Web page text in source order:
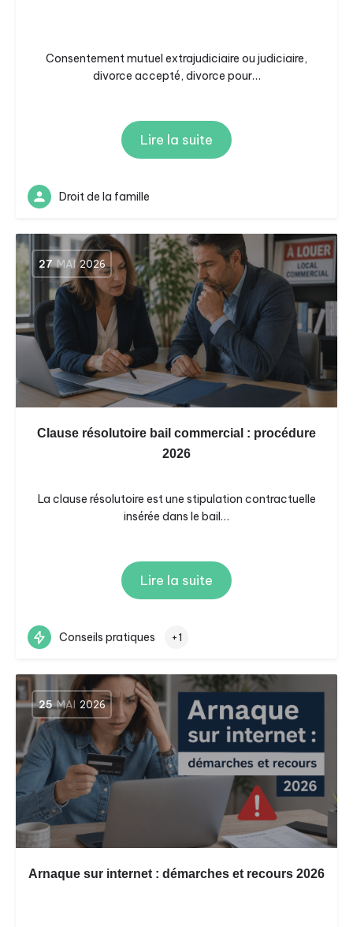
Consentement mutuel extrajudiciaire ou judiciaire,
divorce accepté, divorce pour…
Lire la suite
Droit de la famille
27 MAI 2026
Clause résolutoire bail commercial : procédure
2026
La clause résolutoire est une stipulation contractuelle
insérée dans le bail…
Lire la suite
Conseils pratiques +1
25 MAI 2026
Arnaque sur internet : démarches et recours 2026